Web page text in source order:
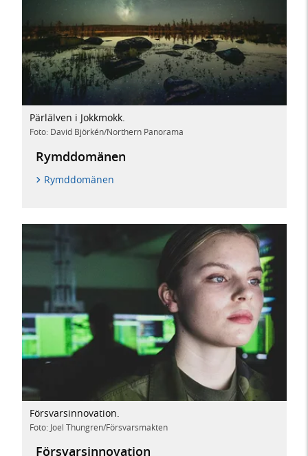
Pärlälven i Jokkmokk.
Foto: David Björkén/Northern Panorama
Rymddomänen
Rymddomänen
Försvarsinnovation.
Foto: Joel Thungren/Försvarsmakten
Försvarsinnovation